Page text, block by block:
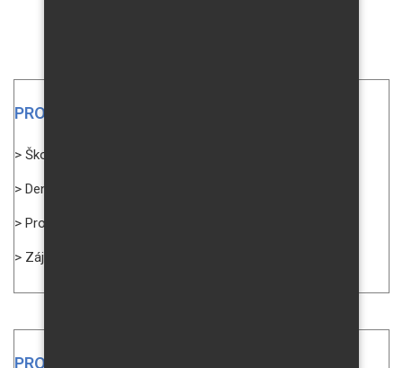
PRO PŘEDŠKOLÁKY
> Školní družina
> Den otevřených dveří
> Proč chodit k nám?
> Zájmové kroužky
PRO ŽÁKY